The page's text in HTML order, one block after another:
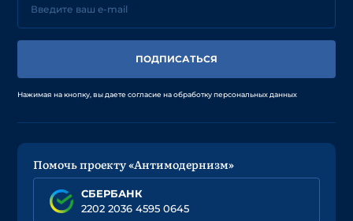
ПОДПИСАТЬСЯ
Нажимая на кнопку, вы даете согласие на обработку персональных данных
Помочь проекту «Антимодернизм»
СБЕРБАНК
2202 2036 4595 0645